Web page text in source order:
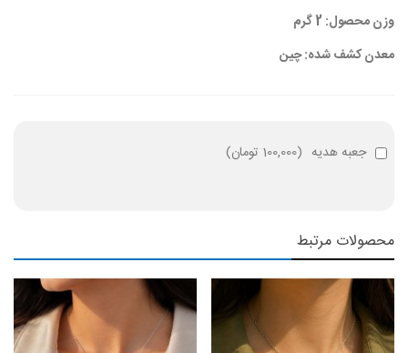
وزن محصول: 2 گرم
معدن کشف شده: چین
جعبه هدیه (100,000 تومان )
محصولات مرتبط